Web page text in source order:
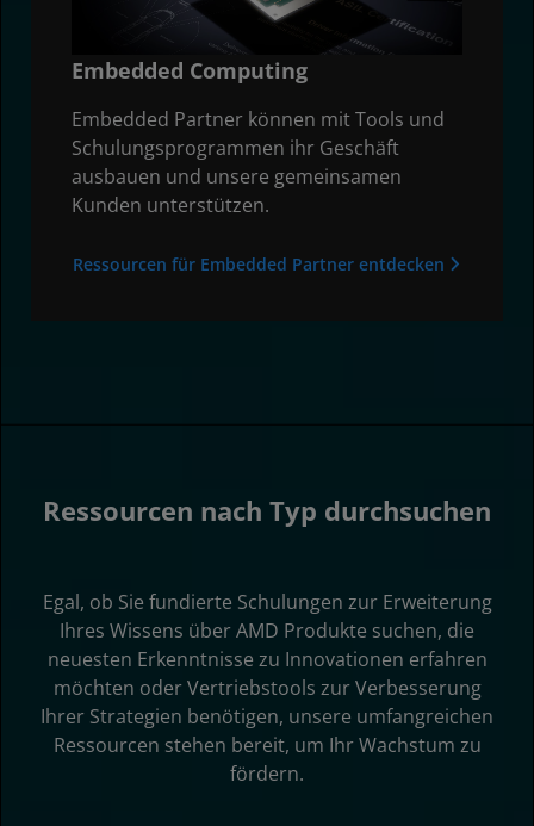
Embedded Computing​
Embedded Partner können mit Tools und
Schulungsprogrammen ihr Geschäft
ausbauen und unsere gemeinsamen
Kunden unterstützen.
Ressourcen für Embedded Partner entdecken
Ressourcen nach Typ durchsuchen
Egal, ob Sie fundierte Schulungen zur Erweiterung
Ihres Wissens über AMD Produkte suchen, die
neuesten Erkenntnisse zu Innovationen erfahren
möchten oder Vertriebstools zur Verbesserung
Ihrer Strategien benötigen, unsere umfangreichen
Ressourcen stehen bereit, um Ihr Wachstum zu
fördern.